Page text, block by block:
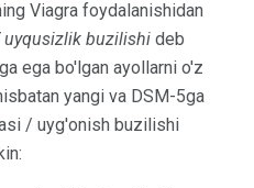
Viagra foydalanishidan
buzilishi deb
ega bo'lgan ayollarni o'z
yangi va DSM-5ga
/ uyg'onish buzilishi